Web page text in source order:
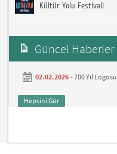
Kültür Yolu Festivali
Güncel Haberler
02.02.2026 -700 Yıl Logosu
Hepsini Gör